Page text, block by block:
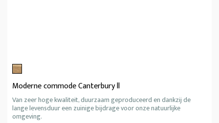
Moderne commode Canterbury ll
Van zeer hoge kwaliteit, duurzaam geproduceerd en dankzij de
lange levensduur een zuinige bijdrage voor onze natuurlijke
omgeving.